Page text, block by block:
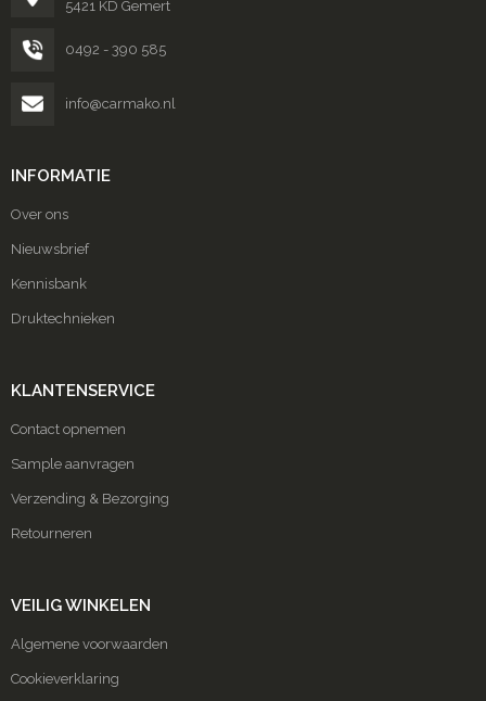
5421 KD Gemert
0492 - 390 585
info@carmako.nl
INFORMATIE
Over ons
Nieuwsbrief
Kennisbank
Druktechnieken
KLANTENSERVICE
Contact opnemen
Sample aanvragen
Verzending & Bezorging
Retourneren
VEILIG WINKELEN
Algemene voorwaarden
Cookieverklaring